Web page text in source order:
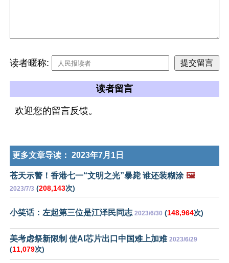
读者暱称:
读者留言
欢迎您的留言反馈。
更多文章导读： 2023年7月1日
苍天示警！香港七一“文明之光”暴毙 谁还装糊涂 🖼️
2023/7/3 (208,143次)
小笑话：左起第三位是江泽民同志 2023/6/30 (148,964次)
美考虑祭新限制 使AI芯片出口中国难上加难 2023/6/29
(11,079次)